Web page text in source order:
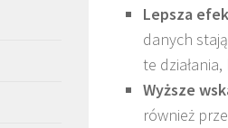
Lepsza
danych
te
Wyższe
również